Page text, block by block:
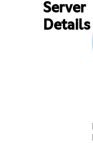
Server
Details